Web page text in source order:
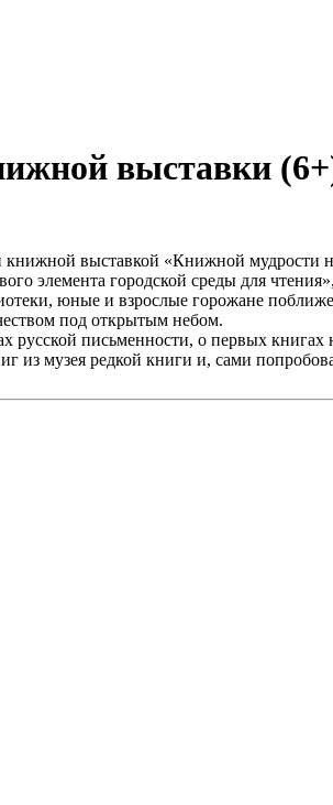
выставки
выставкой «Книжной мудрости
элемента городской среды для
юные и взрослые горожане
под открытым небом.
русской письменности, о первых
из музея редкой книги и, сами